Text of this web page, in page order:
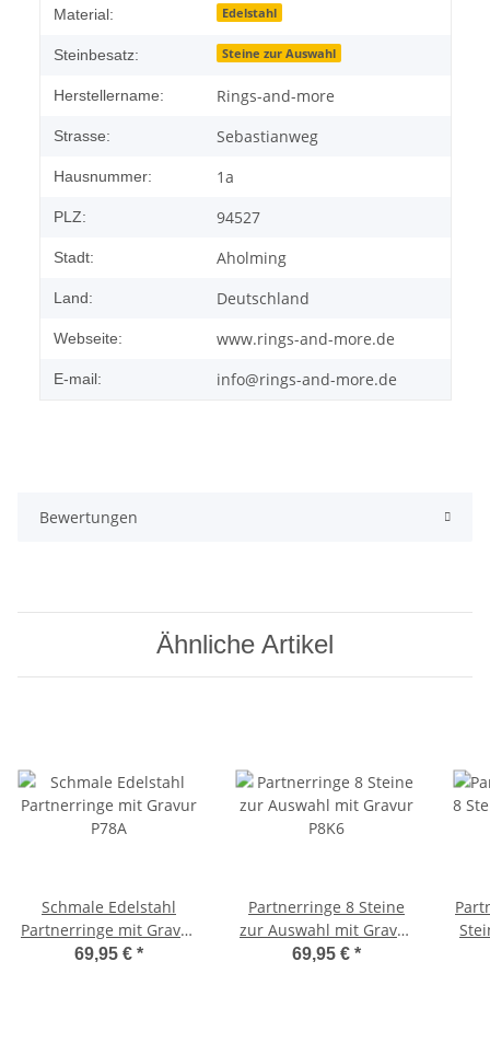
Produkteigenschaft
Wert
Material: Edelstahl
Steinbesatz: Steine zur Auswahl
Herstellername: Rings-and-more
Strasse: Sebastianweg
Hausnummer: 1a
PLZ: 94527
Stadt: Aholming
Land: Deutschland
Webseite: www.rings-and-more.de
E-mail: info@rings-and-more.de
Bewertungen
Ähnliche Artikel
Schmale Edelstahl
Partnerringe mit Gravur
P78A
69,95 € *
Partnerringe 8 Steine
zur Auswahl mit Gravur
P8K6
69,95 € *